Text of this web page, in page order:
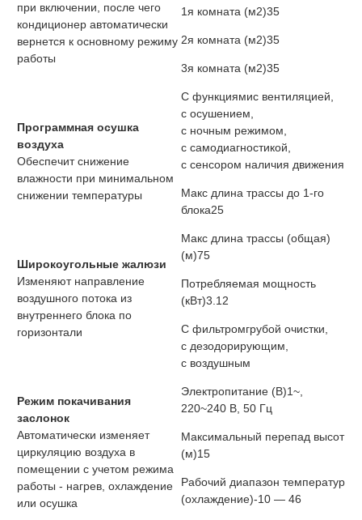
при включении, после чего
кондиционер автоматически
вернется к основному режиму
работы
Программная осушка
воздуха
Обеспечит снижение
влажности при минимальном
снижении температуры
Широкоугольные жалюзи
Изменяют направление
воздушного потока из
внутреннего блока по
горизонтали
Режим покачивания
заслонок
Автоматически изменяет
циркуляцию воздуха в
помещении с учетом режима
работы - нагрев, охлаждение
или осушка
1я комната (м2)35
2я комната (м2)35
3я комната (м2)35
С функциямис вентиляцией,
с осушением,
с ночным режимом,
с самодиагностикой,
с сенсором наличия движения
Макс длина трассы до 1-го
блока25
Макс длина трассы (общая)
(м)75
Потребляемая мощность
(кВт)3.12
С фильтромгрубой очистки,
с дезодорирующим,
с воздушным
Электропитание (В)1~,
220~240 В, 50 Гц
Максимальный перепад высот
(м)15
Рабочий диапазон температур
(охлаждение)-10 — 46